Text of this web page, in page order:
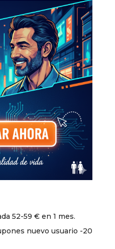
52-59 € en 1 mes.
nuevo usuario -20